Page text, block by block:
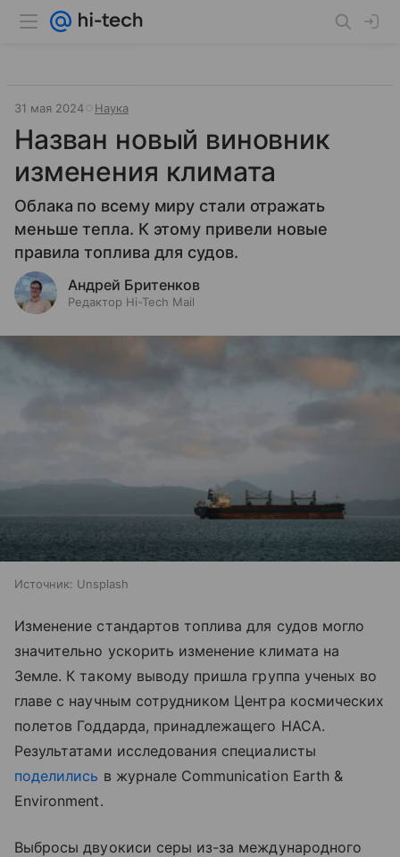
31 мая 2024 Наука
Назван новый виновник
изменения климата
Облака по всему миру стали отражать
меньше тепла. К этому привели новые
правила топлива для судов.
Андрей Бритенков
Редактор Hi-Tech Mail
Источник: Unsplash
Изменение стандартов топлива для судов могло
значительно ускорить изменение климата на
Земле. К такому выводу пришла группа ученых во
главе с научным сотрудником Центра космических
полетов Годдарда, принадлежащего НАСА.
Результатами исследования специалисты
поделились в журнале Communication Earth &
Environment.
Выбросы двуокиси серы из-за международного